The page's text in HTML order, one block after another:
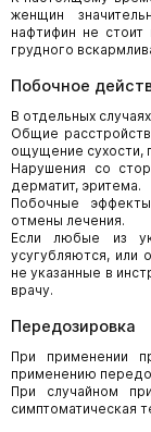
женщин
нафтифин не
грудного
Побочное
В отдельных
Общие
ощущение сухости,
Нарушения со
дерматит, эритема.
Побочные
отмены лечения.
Если любые из
усугубляются,
не указанные в
врачу.
Передозировка
При применении
применению
При случайном
симптоматическая